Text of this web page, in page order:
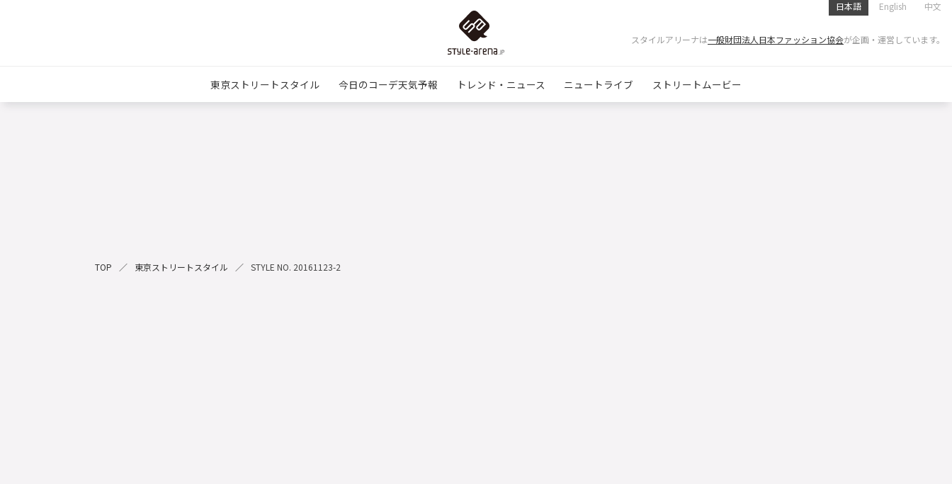
日本語 English 中文
スタイルアリーナは一般財団法人日本ファッション協会が企画・運営しています。
東京ストリートスタイル 今日のコーデ天気予報 トレンド・ニュース ニュートライブ ストリートムービー
TOP 東京ストリートスタイル STYLE NO. 20161123-2